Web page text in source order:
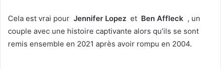
Cela est vrai pour Jennifer Lopez et Ben Affleck , un
couple avec une histoire captivante alors qu’ils se sont
remis ensemble en 2021 après avoir rompu en 2004.